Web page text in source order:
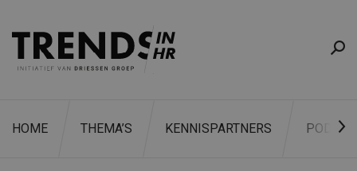
HOME THEMA’S KENNISPARTNERS